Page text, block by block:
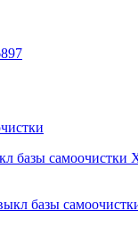
базы самоочистки